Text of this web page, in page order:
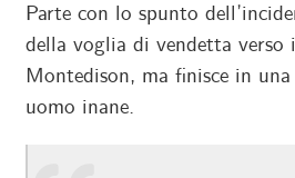
Parte con lo spunto
della voglia di vendetta verso
Montedison, ma finisce in
uomo inane.